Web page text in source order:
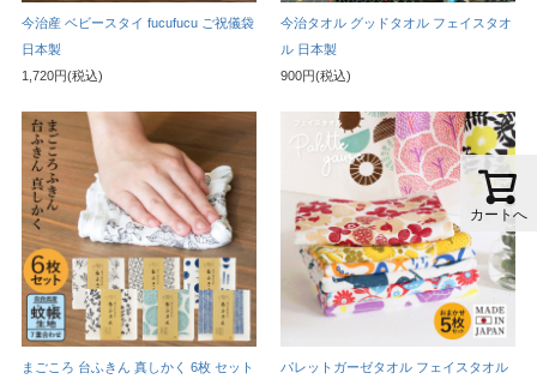
今治産 ベビースタイ fucufucu ご祝儀袋
日本製
1,720円(税込)
今治タオル グッドタオル フェイスタオ
ル 日本製
900円(税込)
まごころ 台ふきん 真しかく 6枚 セット
パレットガーゼタオル フェイスタオル
カートへ